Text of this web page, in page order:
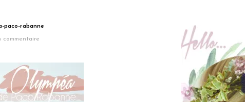
paco-rabanne
commentaire